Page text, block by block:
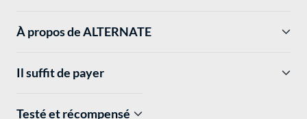
À propos de ALTERNATE
Il suffit de payer
Testé et récompensé